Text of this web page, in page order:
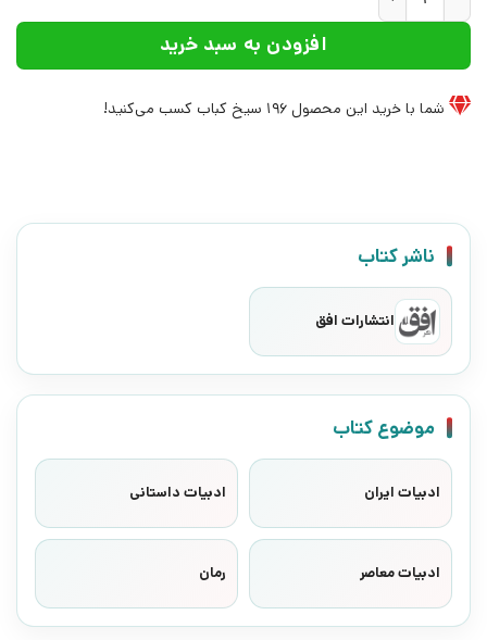
افزودن به سبد خرید
شما با خرید این محصول 196 سیخ کباب کسب می‌کنید!
ناشر کتاب
انتشارات افق
موضوع کتاب
ادبیات ایران ادبیات داستانی
ادبیات معاصر رمان